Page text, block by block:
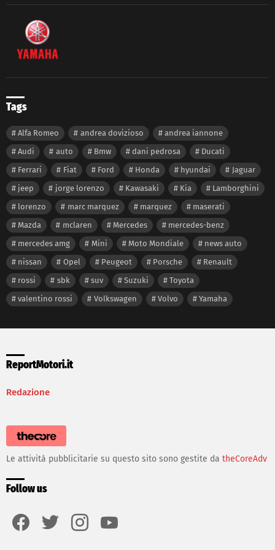
Tags
Alfa Romeo andrea dovizioso
andrea iannone
Audi
auto Bmw dani pedrosa
Ducati
Ferrari
Fiat Ford Honda hyundai
Jaguar
jeep
jorge lorenzo Kawasaki Kia
Lamborghini
lorenzo
marc marquez marquez
maserati
Mazda
mclaren Mercedes
mercedes-benz
mercedes amg
Mini Moto Mondiale
news auto
nissan
Opel Peugeot Porsche
Renault
rossi
sbk suv Suzuki
Toyota
valentino rossi
Volkswagen Volvo Yamaha
ReportMotori.it
Redazione
Le attività pubblicitarie su questo sito sono gestite da theCoreAdv
Follow us